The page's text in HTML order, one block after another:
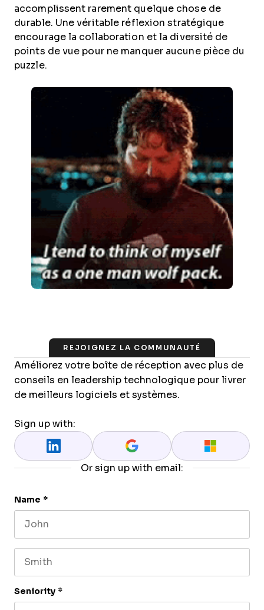
accomplissent rarement quelque chose de
durable. Une véritable réflexion stratégique
encourage la collaboration et la diversité de
points de vue pour ne manquer aucune pièce du
puzzle.
REJOIGNEZ LA COMMUNAUTÉ
Améliorez votre boîte de réception avec plus de
conseils en leadership technologique pour livrer
de meilleurs logiciels et systèmes.
Sign up with:
Or sign up with email:
Name *
Seniority *